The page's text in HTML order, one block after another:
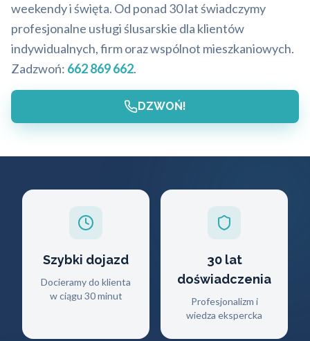
weekendy i święta. Od ponad 30 lat świadczymy
profesjonalne usługi ślusarskie dla klientów
indywidualnych, firm oraz wspólnot mieszkaniowych.
Zadzwoń: 662 869 662.
DZWOŃ!
Szybki dojazd
Docieramy do klienta
w ciągu 30 minut
30 lat
doświadczenia
Profesjonalizm i
wiedza ekspercka